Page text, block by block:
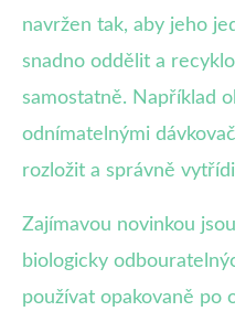
navržen tak, aby jeho
snadno oddělit a
samostatně. Například
odnímatelnými
rozložit a správně
Zajímavou novinkou
biologicky
používat opakovaně po